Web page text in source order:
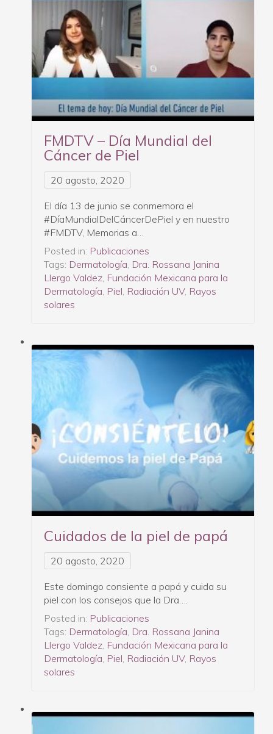
FMDTV – Día Mundial del
Cáncer de Piel
20 agosto, 2020
El día 13 de junio se conmemora el
#DíaMundialDelCáncerDePiel y en nuestro
#FMDTV, Memorias a…
Posted in: Publicaciones
Tags: Dermatología, Dra. Rossana Janina
Llergo Valdez, Fundación Mexicana para la
Dermatología, Piel, Radiación UV, Rayos
solares
Cuidados de la piel de papá
20 agosto, 2020
Este domingo consiente a papá y cuida su
piel con los consejos que la Dra….
Posted in: Publicaciones
Tags: Dermatología Dra. Rossana Janina
Llergo Valdez, Fundación Mexicana para la
Dermatología Piel Radiación UV, Rayos
solares